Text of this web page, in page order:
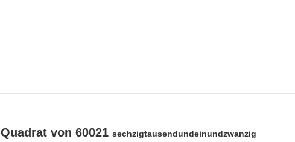
Quadrat von 60021 sechzigtausendundeinundzwanzig